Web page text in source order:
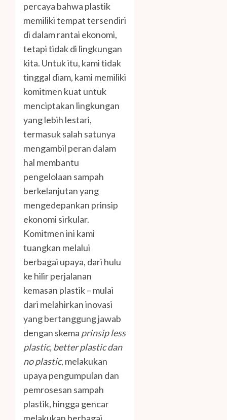
percaya bahwa plastik
memiliki tempat tersendiri
di dalam rantai ekonomi,
tetapi tidak di lingkungan
kita. Untuk itu, kami tidak
tinggal diam, kami memiliki
komitmen kuat untuk
menciptakan lingkungan
yang lebih lestari,
termasuk salah satunya
mengambil peran dalam
hal membantu
pengelolaan sampah
berkelanjutan yang
mengedepankan prinsip
ekonomi sirkular.
Komitmen ini kami
tuangkan melalui
berbagai upaya, dari hulu
ke hilir perjalanan
kemasan plastik – mulai
dari melahirkan inovasi
yang bertanggung jawab
dengan skema prinsip less
plastic, better plastic dan
no plastic, melakukan
upaya pengumpulan dan
pemrosesan sampah
plastik, hingga gencar